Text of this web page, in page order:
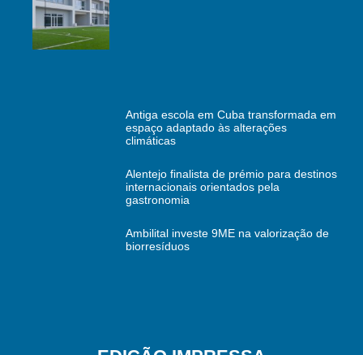
Antiga escola em Cuba transformada em
espaço adaptado às alterações
climáticas
Alentejo finalista de prémio para destinos
internacionais orientados pela
gastronomia
Ambilital investe 9ME na valorização de
biorresíduos